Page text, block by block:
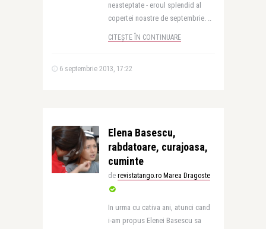
neasteptate - eroul splendid al
copertei noastre de septembrie. ..
CITEȘTE ÎN CONTINUARE
6 septembrie 2013, 17:22
Elena Basescu,
rabdatoare, curajoasa,
cuminte
de revistatango.ro Marea Dragoste
In urma cu cativa ani, atunci cand
i-am propus Elenei Basescu sa